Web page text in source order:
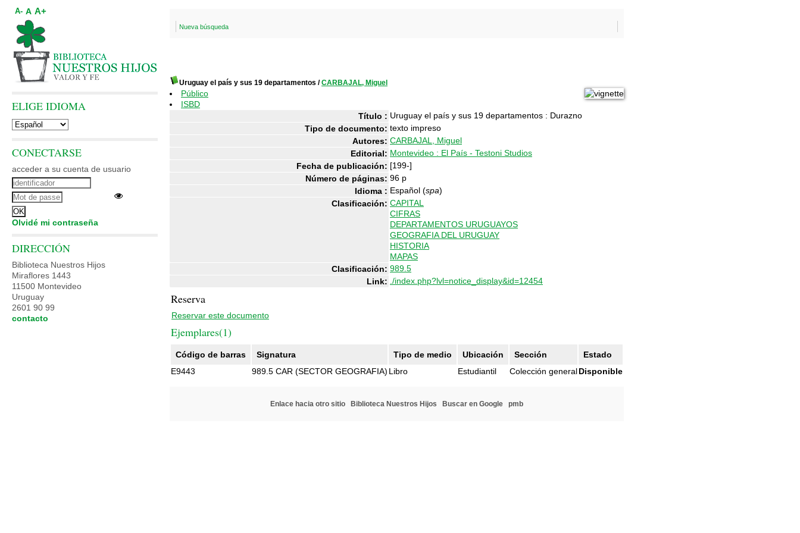
Nueva búsqueda
Uruguay el país y sus 19 departamentos /CARBAJAL, Miguel
Público
ISBD
Título : Uruguay el país y sus 19 departamentos : Durazno
Tipo de documento: texto impreso
Autores: CARBAJAL, Miguel
Editorial: Montevideo : El País - Testoni Studios
Fecha de publicación: [199-]
Número de páginas: 96 p
Idioma : Español (spa)
Clasificación: CAPITAL
CIFRAS
DEPARTAMENTOS URUGUAYOS
GEOGRAFIA DEL URUGUAY
HISTORIA
MAPAS
Clasificación: 989.5
Link: ./index.php?lvl=notice_display&id=12454
Reserva
Reservar este documento
Ejemplares(1)
Código de barras Signatura Tipo de medio Ubicación Sección
Estado
E9443
989.5 CAR (SECTOR GEOGRAFIA) Libro Estudiantil Colección generalDisponible
Enlace hacia otro sitio Biblioteca Nuestros Hijos Buscar en Google pmb
A- A A+
ELIGE IDIOMA
CONECTARSE
acceder a su cuenta de usuario
Olvidé mi contraseña
DIRECCIÓN
Biblioteca Nuestros Hijos
Miraflores 1443
11500 Montevideo
Uruguay
2601 90 99
contacto